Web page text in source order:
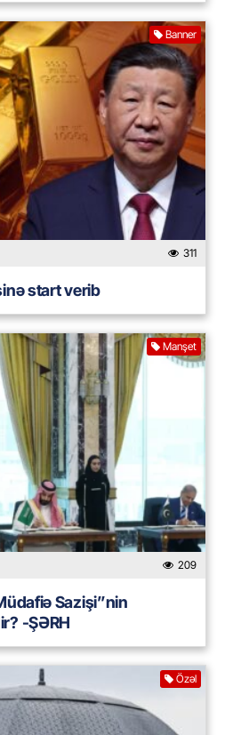
Banner
311
start verib
Manşet
209
Sazişi”nin
-ŞƏRH
Özəl